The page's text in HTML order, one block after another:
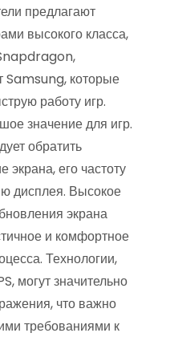
предлагают
высокого класса,
Samsung, которые
работу игр.
значение для игр.
обратить
его частоту
дисплея. Высокое
экрана
и комфортное
Технологии,
могут значительно
что важно
требованиями к